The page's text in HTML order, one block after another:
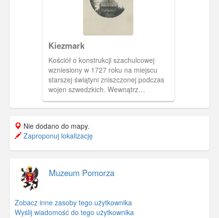
Kiezmark
Kościół o konstrukcji szachulcowej
wzniesiony w 1727 roku na miejscu
starszej świątyni zniszczonej podczas
wojen szwedzkich. Wewnątrz
zachowało się do dzisiaj bogate
wyposażenie z XVII-XIX wieku. Po
jego patronką Matkę Boską
Częstochowską,
Nie dodano do mapy.
Zaproponuj lokalizację
Muzeum Pomorza
Zobacz inne zasoby tego użytkownika
Wyślij wiadomość do tego użytkownika